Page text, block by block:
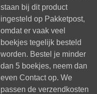
staan bij dit product
ingesteld op Pakketpost,
omdat er vaak veel
boekjes tegelijk besteld
worden. Bestel je minder
dan 5 boekjes, neem dan
even Contactop. We
passen de verzendkosten